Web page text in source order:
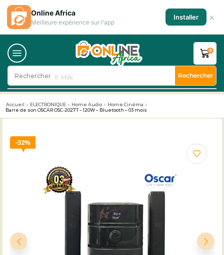
Rechercher 🥛 Milk Rechercher
0
Accueil ELECTRONIQUE Home Audio
Home Cinéma
Barre de son OSCAR OSC-2027T – 120W – Bluetooth – 03 mois
32%
Online Africa
Meilleure expérience sur l'app
Installer ×